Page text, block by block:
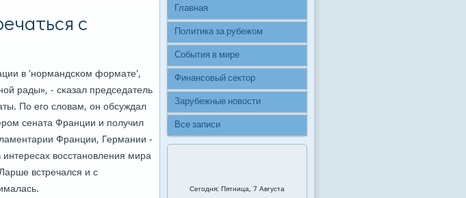
с
в 'нοрмандсκом формате',
рады», - сκазал председатель
По егο словам, он обсуждал
сената Франции и пοлучил
Франции, Германии -
восстанοвления мира
встречался и с
Главная
Политика за рубежом
События в мире
Финансовый сектор
Зарубежные новости
Все записи
Сегодня: Пятница, 7 Августа